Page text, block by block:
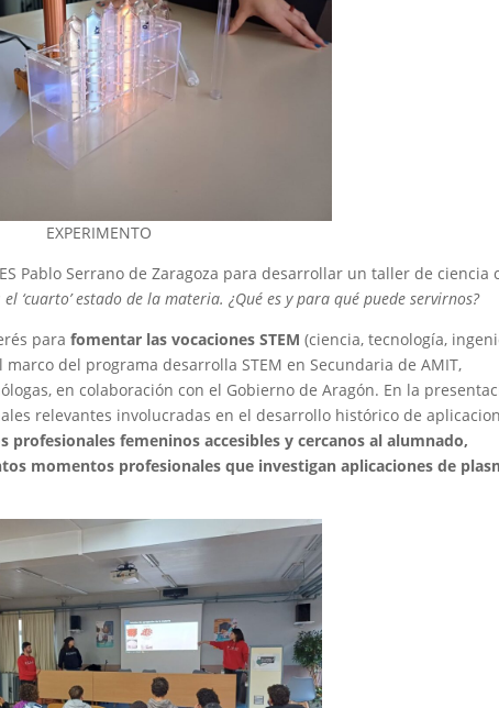
EXPERIMENTO
Pablo Serrano de Zaragoza para desarrollar un taller de ciencia
el ‘cuarto’ estado de la materia. ¿Qué es y para qué puede servirnos?
para fomentar las vocaciones STEM (ciencia, tecnología,
del programa desarrolla STEM en Secundaria de AMIT,
en colaboración con el Gobierno de Aragón. En la
relevantes involucradas en el desarrollo histórico de
profesionales femeninos accesibles y cercanos al alumnado,
momentos profesionales que investigan aplicaciones de